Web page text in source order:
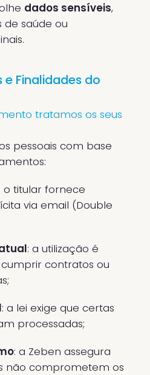
dados sensíveis,
saúde ou
Finalidades do
tratamos os seus
pessoais com base
: o titular fornece
via email (Double
: a utilização é
contratos ou
: a lei exige que certas
processadas;
: a Zeben assegura
não comprometem os